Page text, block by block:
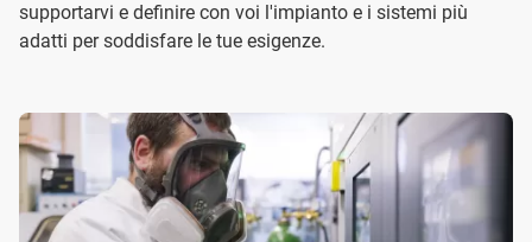
supportarvi e definire con voi l'impianto e i sistemi più
adatti per soddisfare le tue esigenze.